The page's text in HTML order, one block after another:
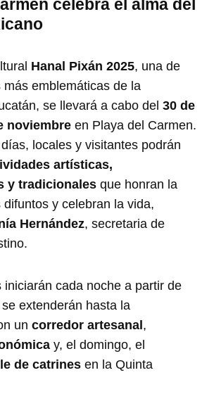
celebra el alma del
Hanal Pixán 2025, una de
más emblemáticas de la
se llevará a cabo del30 de
noviembre en Playa del Carmen.
locales y visitantes podrán
artísticas,
y tradicionales que honran la
difuntos y celebran la vida,
Hernández, secretaria de
iniciarán cada noche a partir de
extenderán hasta la
uncorredor artesanal ,
y, el domingo, el
de catrines en la Quinta